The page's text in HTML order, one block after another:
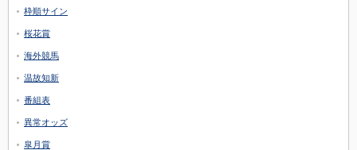
枠順サイン
桜花賞
海外競馬
温故知新
番組表
異常オッズ
皐月賞